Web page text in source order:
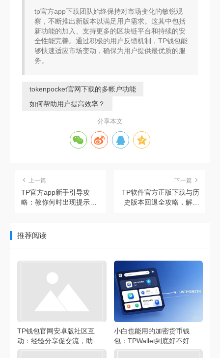
tp官方app下载团队始终保持对市场变化的敏锐观
察，不断推出新版本以满足用户需求。这其中包括
新功能的加入、支持更多的区块链平台和持续的安
全性能完善。通过积极的用户反馈机制，TP钱包能
够快速适应市场变动，确保为用户提供最优质的服
务。
tokenpocket官网下载的多帐户功能
如何帮助用户提高效率？
分享本文
上一篇
TP官方app新手引导攻
略：教你何时出现提示，
下一篇
TP软件官方正版下载与历
史版本回退全攻略，解决
推荐阅读
TP钱包官网安卓版社区互
动：经验分享促交流，助力
新手防出错
小白也能用的加密货币钱
包：TPWallet到底好不好
用？